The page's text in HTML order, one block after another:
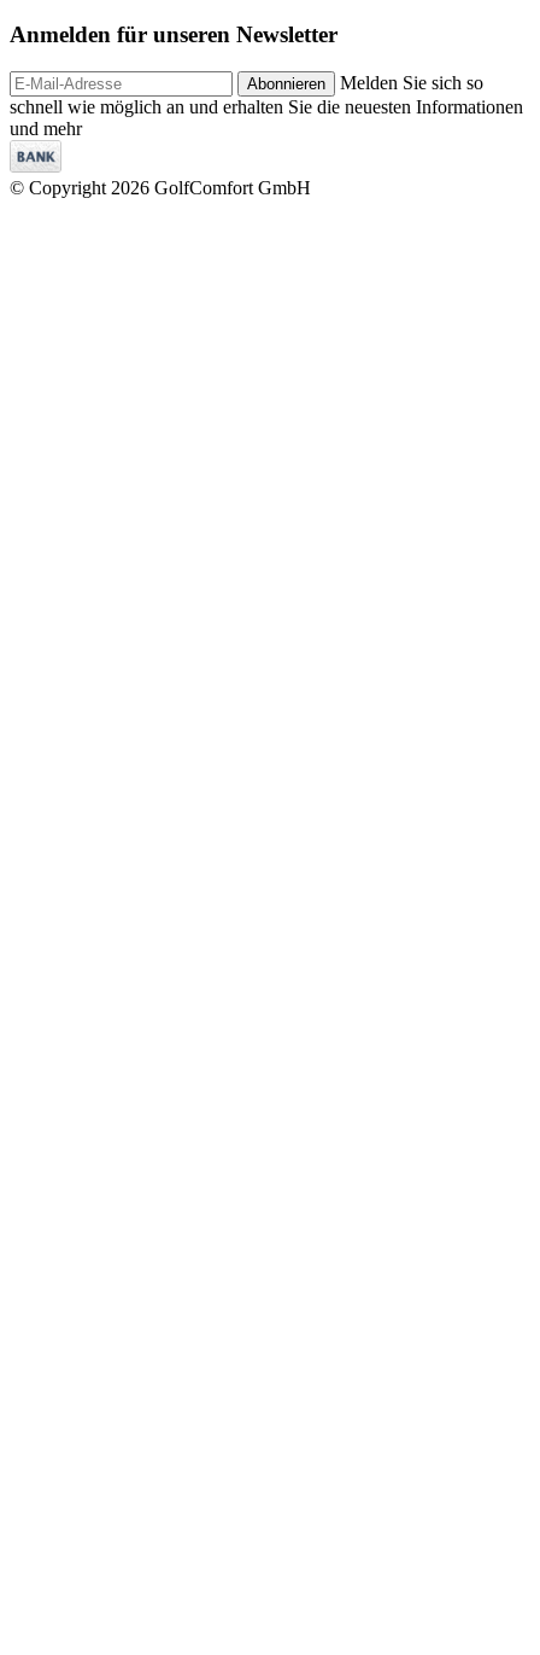
Anmelden für unseren Newsletter
Abonnieren
Melden Sie sich so
schnell wie möglich an und erhalten Sie die neuesten Informationen
und mehr
© Copyright 2026 GolfComfort GmbH